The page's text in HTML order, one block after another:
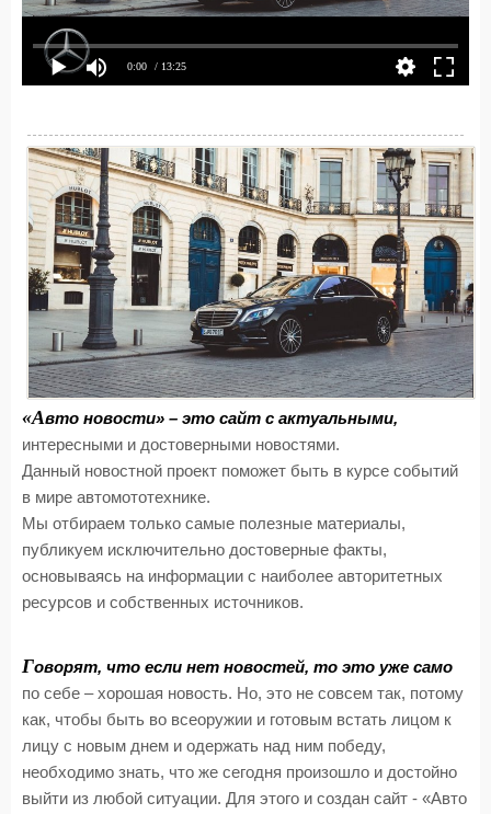
0:00 / 13:25
«Авто новости» – это сайт с актуальными,
интересными и достоверными новостями.
Данный новостной проект поможет быть в курсе событий
в мире автомототехнике.
Мы отбираем только самые полезные материалы,
публикуем исключительно достоверные факты,
основываясь на информации с наиболее авторитетных
ресурсов и собственных источников.
Говорят, что если нет новостей, то это уже само
по себе – хорошая новость. Но, это не совсем так, потому
как, чтобы быть во всеоружии и готовым встать лицом к
лицу с новым днем и одержать над ним победу,
необходимо знать, что же сегодня произошло и достойно
выйти из любой ситуации. Для этого и создан сайт - «Авто